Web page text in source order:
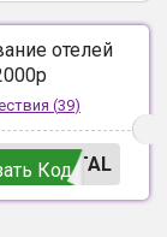
отелей
(39)
TAL
Код